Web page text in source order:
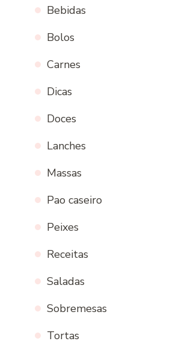
Bebidas
Bolos
Carnes
Dicas
Doces
Lanches
Massas
Pao caseiro
Peixes
Receitas
Saladas
Sobremesas
Tortas